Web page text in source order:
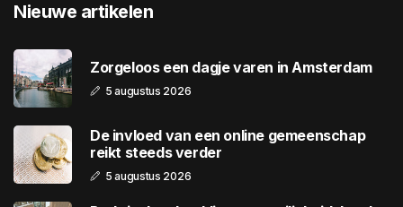
Nieuwe artikelen
Zorgeloos een dagje varen in Amsterdam
5 augustus 2026
De invloed van een online gemeenschap
reikt steeds verder
5 augustus 2026